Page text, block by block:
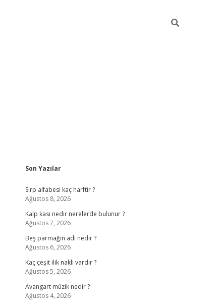
Sidebar
Son Yazılar
Sırp alfabesi kaç harftir ?
Ağustos 8, 2026
Kalp kası nedir nerelerde bulunur ?
Ağustos 7, 2026
Beş parmağın adı nedir ?
Ağustos 6, 2026
Kaç çeşit ilik nakli vardır ?
Ağustos 5, 2026
Avangart müzik nedir ?
Ağustos 4, 2026